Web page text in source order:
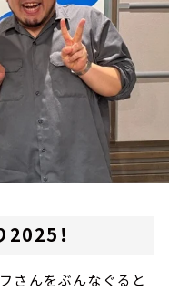
！
さんをぶんなぐると